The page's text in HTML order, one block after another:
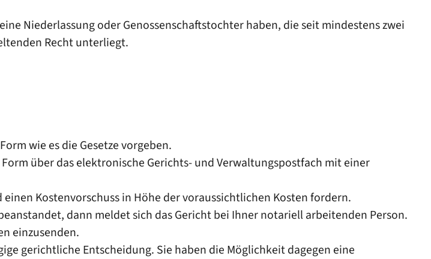
Niederlassung oder Genossenschaftstochter haben, die seit mindestens zwei
Recht unterliegt.
wie es die Gesetze vorgeben.
über das elektronische Gerichts- und Verwaltungspostfach mit einer
Kostenvorschuss in Höhe der voraussichtlichen Kosten fordern.
dann meldet sich das Gericht bei Ihner notariell arbeitenden Person.
einzusenden.
gerichtliche Entscheidung. Sie haben die Möglichkeit dagegen eine